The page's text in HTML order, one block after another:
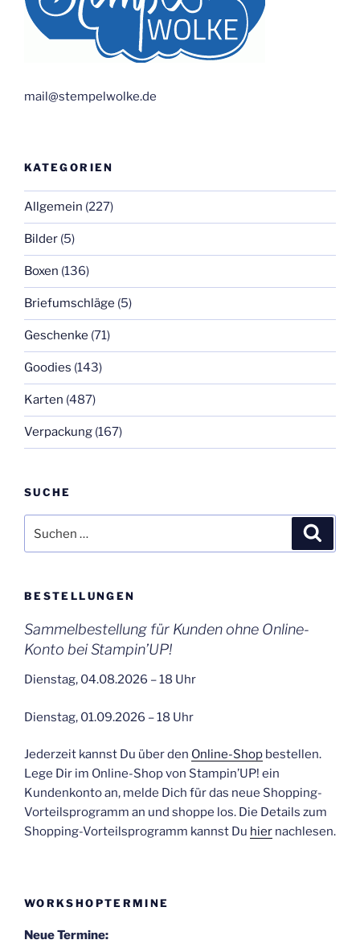
mail@stempelwolke.de
KATEGORIEN
Allgemein (227)
Bilder (5)
Boxen (136)
Briefumschläge (5)
Geschenke (71)
Goodies (143)
Karten (487)
Verpackung (167)
SUCHE
nach:
BESTELLUNGEN
Sammelbestellung für Kunden ohne Online-
Konto bei Stampin’UP!
Dienstag, 04.08.2026 – 18 Uhr
Dienstag, 01.09.2026 – 18 Uhr
Jederzeit kannst Du über den Online-Shop bestellen.
Lege Dir im Online-Shop von Stampin’UP! ein
Kundenkonto an, melde Dich für das neue Shopping-
Vorteilsprogramm an und shoppe los. Die Details zum
Shopping-Vorteilsprogramm kannst Du hier nachlesen.
WORKSHOPTERMINE
Neue Termine: